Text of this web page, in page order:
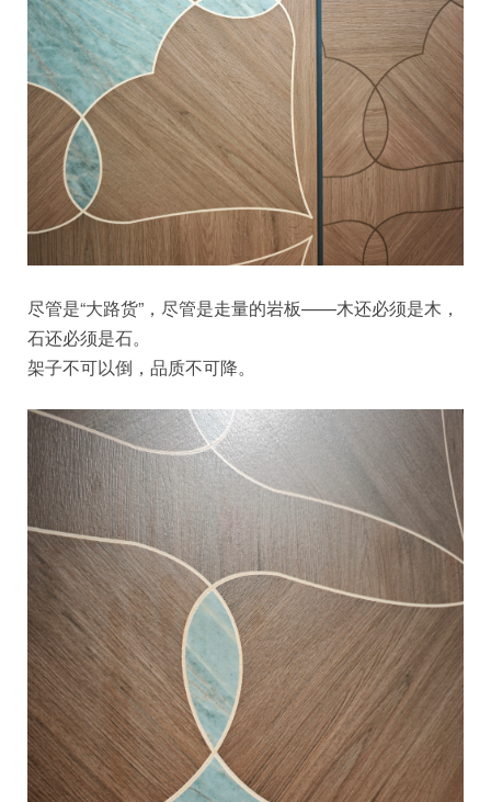
尽管是“大路货”，尽管是走量的岩板——木还必须是木，
石还必须是石。
架子不可以倒，品质不可降。